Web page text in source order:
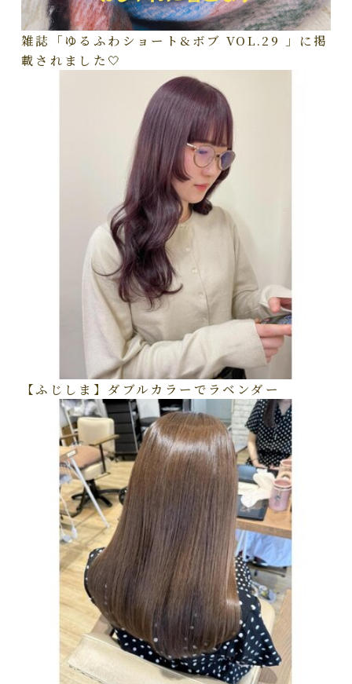
雑誌「ゆるふわショート&ボブ VOL.29 」に掲
載されました🤍
【ふじしま】ダブルカラーでラベンダー